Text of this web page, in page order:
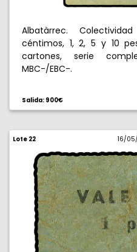
Albatàrrec.
céntimos, 1, 2, 5 y 10
cartones, serie
MBC-/EBC-.
Salida: 900€
Lote 22 16/